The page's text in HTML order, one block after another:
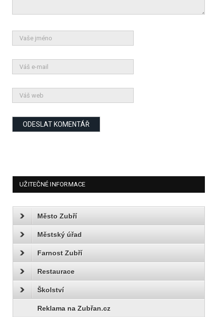
UŽITEČNÉ INFORMACE
Město Zubří
Městský úřad
Farnost Zubří
Restaurace
Školství
Reklama na Zubřan.cz